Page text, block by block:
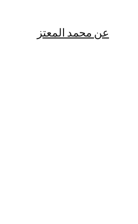
عن محمد المعتز